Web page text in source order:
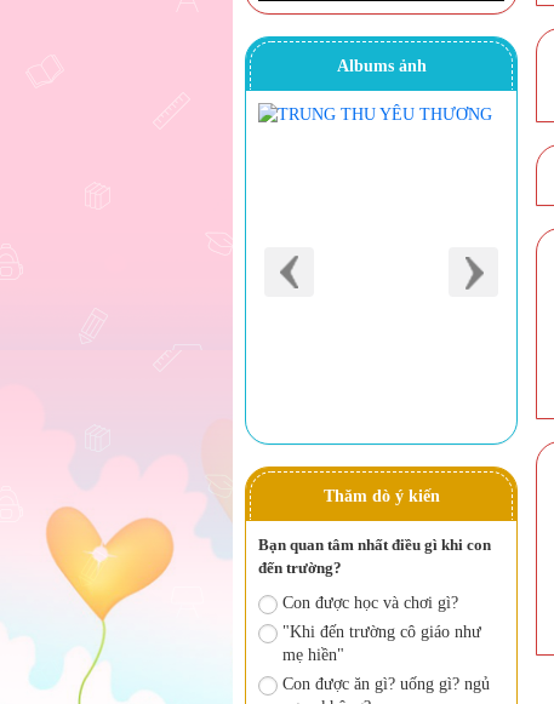
Albums ảnh
Thăm dò ý kiến
Bạn quan tâm nhất điều gì khi con
đến trường?
Con được học và chơi gì?
"Khi đến trường cô giáo như
mẹ hiền"
Con được ăn gì? uống gì? ngủ